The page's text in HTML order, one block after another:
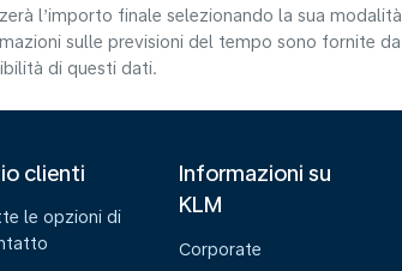
l’importo finale selezionando la sua
sulle previsioni del tempo sono fornite
di questi dati.
clienti
le opzioni di
Informazioni su
KLM
Corporate